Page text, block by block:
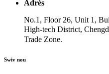
Adrès
No.1, Floor 26, Unit 1,
High-tech District,
Trade Zone.
Swiv nou